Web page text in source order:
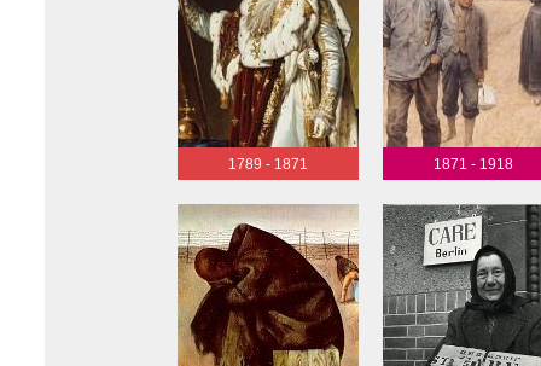
1789 - 1871 1871 - 1918